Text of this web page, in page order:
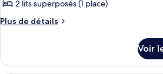
de
chambres,
de
photos
pour
de
2 lits superposés (1 place)
Plus de détails
Plus
le
Voir